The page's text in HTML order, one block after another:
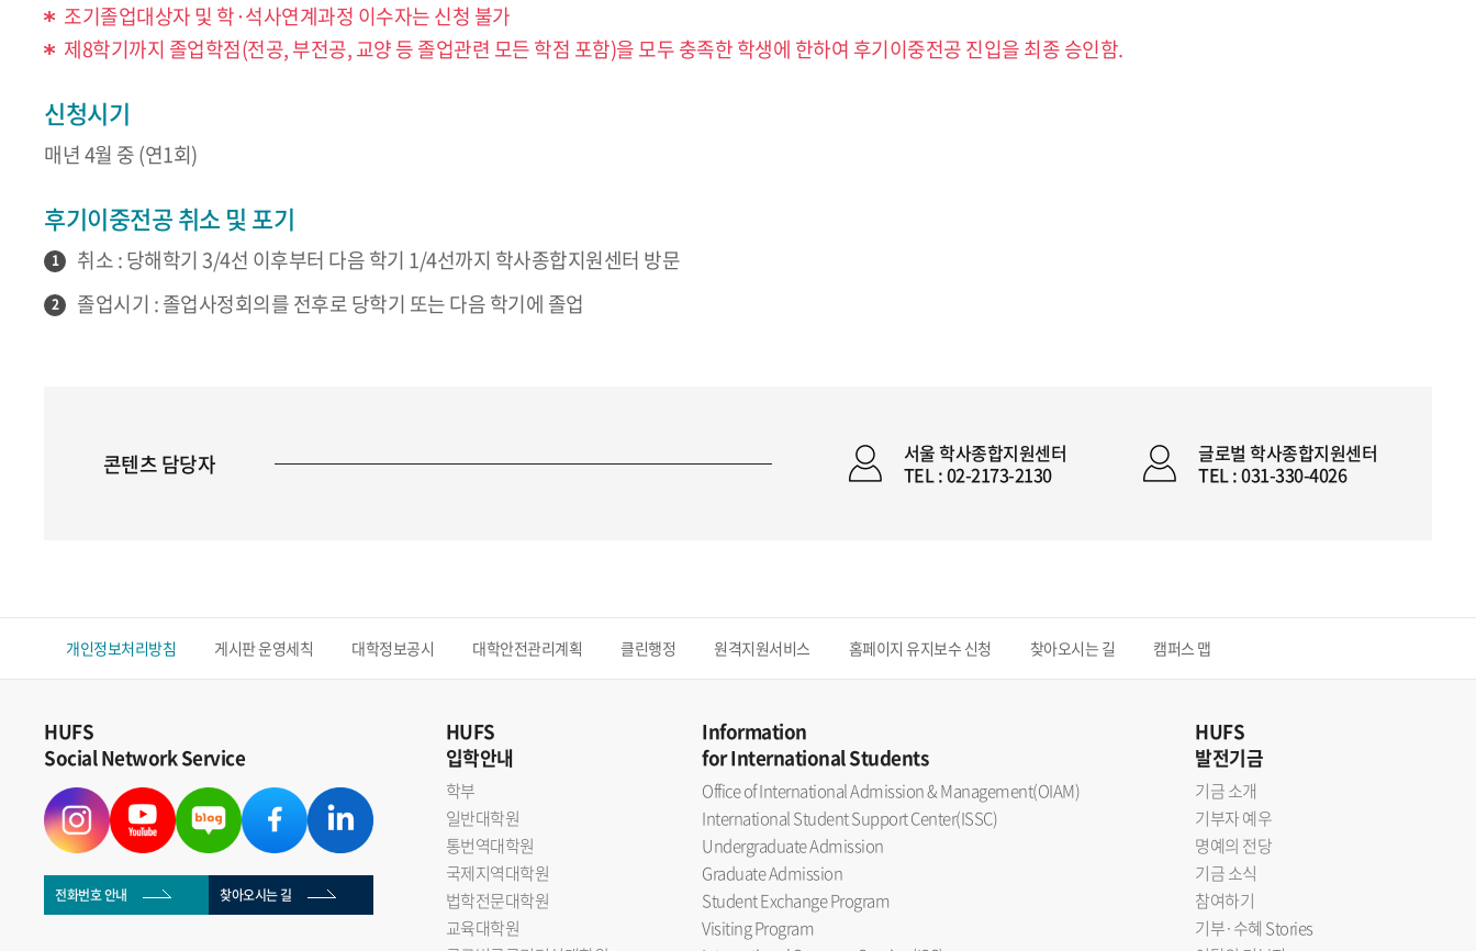
조기졸업대상자 및 학·석사연계과정 이수자는 신청 불가
제8학기까지 졸업학점(전공, 부전공, 교양 등 졸업관련 모든 학점 포함)을 모두 충족한 학생에 한하여 후기이중전공 진입을 최종 승인함.
신청시기
매년 4월 중 (연1회)
후기이중전공 취소 및 포기
1 취소 : 당해학기 3/4선 이후부터 다음 학기 1/4선까지 학사종합지원센터 방문
2 졸업시기 : 졸업사정회의를 전후로 당학기 또는 다음 학기에 졸업
콘텐츠 담당자
서울 학사종합지원센터
TEL : 02-2173-2130
글로벌 학사종합지원센터
TEL : 031-330-4026
개인정보처리방침 게시판 운영세칙 대학정보공시 대학안전관리계획 클린행정 원격지원서비스 홈페이지 유지보수 신청 찾아오시는 길 캠퍼스 맵
HUFS
Social Network Service
전화번호 안내 찾아오시는 길
HUFS
입학안내
학부
일반대학원
통번역대학원
국제지역대학원
법학전문대학원
교육대학원
Information
for International Students
Office of International Admission & Management(OIAM)
International Student Support Center(ISSC)
Undergraduate Admission
Graduate Admission
Student Exchange Program
Visiting Program
HUFS
발전기금
기금 소개
기부자 예우
명예의 전당
기금 소식
참여하기
기부·수혜 Stories